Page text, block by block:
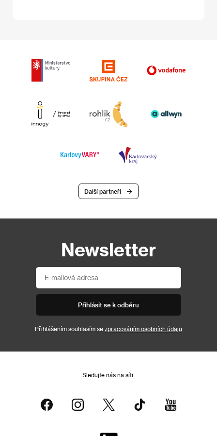
Další partneři
Newsletter
Přihlásit se k odběru
Přihlášením souhlasím se zpracováním osobních údajů
Sledujte nás na síti: